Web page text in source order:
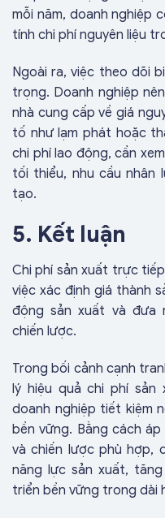
mỗi năm, doanh nghiệp
tính chi phí nguyên liệu
Ngoài ra, việc theo dõi
trọng. Doanh nghiệp
nhà cung cấp về giá
tố như lạm phát hoặc
chi phí lao động, cần
tối thiểu, nhu cầu nhân
tạo.
5. Kết luận
Chi phí sản xuất trực
việc xác định giá thành
động sản xuất và đưa
chiến lược.
Trong bối cảnh cạnh
lý hiệu quả chi phí
doanh nghiệp tiết kiệm
bền vững. Bằng cách
và chiến lược phù hợp,
năng lực sản xuất,
triển bền vững trong dài